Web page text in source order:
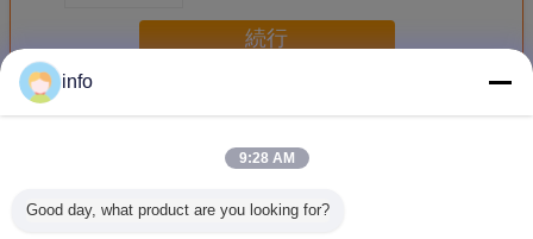
続行
多くスライド ガラス ドア
info
9:28 AM
Good day, what product are you looking for?